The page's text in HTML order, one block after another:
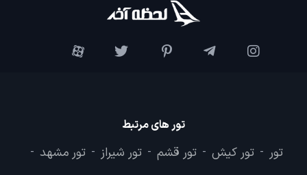
تور های مرتبط
تور - تور کیش - تور قشم - تور شیراز - تور مشهد -